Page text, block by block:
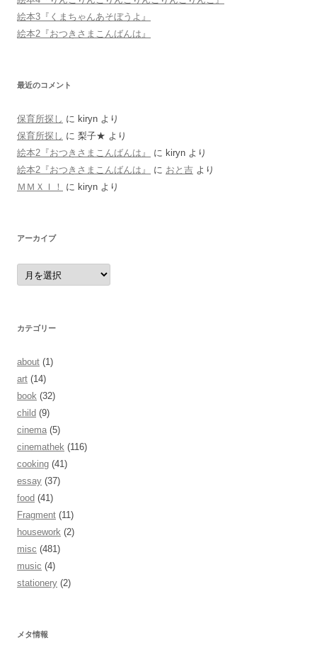
絵本3『くまちゃんあそぼうよ』
絵本2『おつきさまこんばんは』
最近のコメント
保育所探し に kiryn より
保育所探し に 梨子★ より
絵本2『おつきさまこんばんは』
に kiryn より
絵本2『おつきさまこんばんは』
に おと吉 より
ＭＭＸＩ！
に kiryn より
アーカイブ
ア
ー
カ
カテゴリー
about (1)
art (14)
book (32)
child (9)
cinema (5)
cinemathek (116)
cooking (41)
essay (37)
food (41)
Fragment (11)
housework (2)
misc (481)
music (4)
stationery (2)
メタ情報